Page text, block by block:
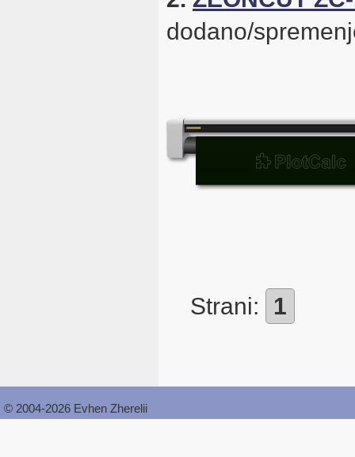
dodano/
Strani: 1
© 2004-2026 Evhen Zherelii